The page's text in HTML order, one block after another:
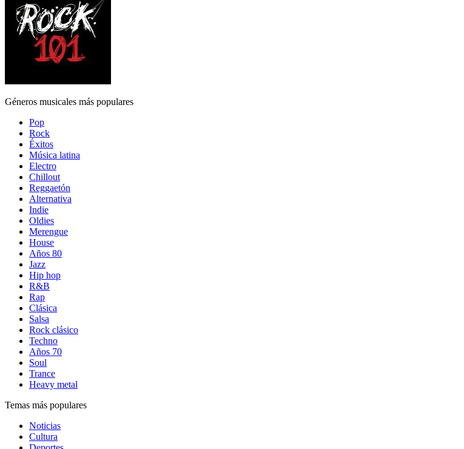
Géneros musicales más populares
Pop
Rock
Éxitos
Música latina
Electro
Chillout
Reggaetón
Alternativa
Indie
Oldies
Merengue
House
Años 80
Jazz
Hip hop
R&B
Rap
Clásica
Salsa
Rock clásico
Techno
Años 70
Soul
Trance
Heavy metal
Temas más populares
Noticias
Cultura